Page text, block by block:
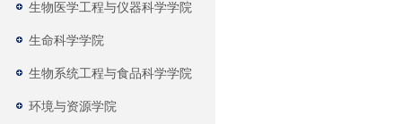
生物医学工程与仪器科学学院
生命科学学院
生物系统工程与食品科学学院
环境与资源学院